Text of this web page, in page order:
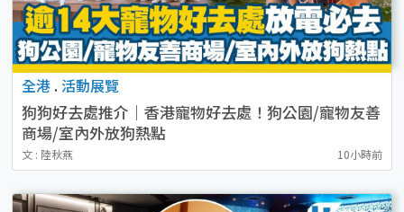
全港 . 活動展覽
狗狗好去處推介｜香港寵物好去處！狗公園/寵物友善
商場/室內外放狗熱點
文 : 陸秋燕 10小時前